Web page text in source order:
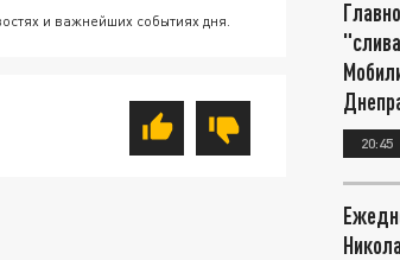
и важнейших событиях дня.
20:45